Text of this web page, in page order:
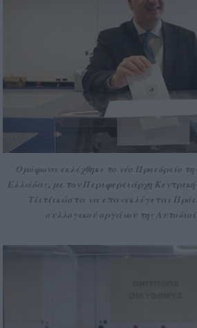
Ομόφωνα εκλέχθηκε το νέο Προεδρείο
Ελλάδας, με τον Περιφερειάρχη
Τζιτζικώστα να επανεκλέγεται
συλλογικού οργάνου της